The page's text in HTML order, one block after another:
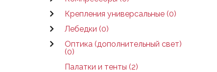
Крепления универсальные (0)
Лебедки (0)
Оптика (дополнительный свет)
(0)
Палатки и тенты (2)